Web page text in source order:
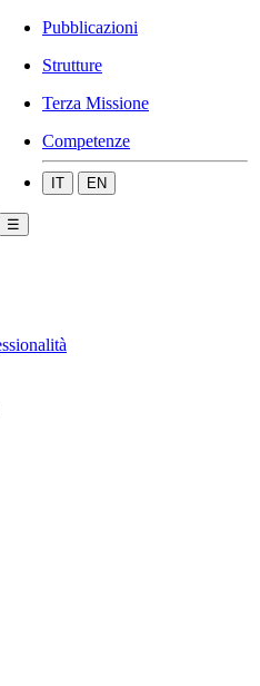
Pubblicazioni
Strutture
Terza Missione
Competenze
IT EN
☰